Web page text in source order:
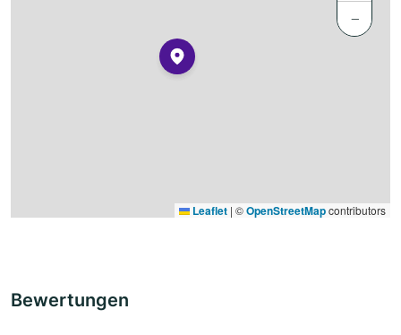
−
Leaflet | ©OpenStreetMapcontributors
Bewertungen